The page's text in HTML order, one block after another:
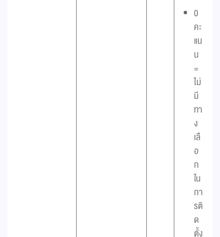
0
คะ
แน
น
=
ไม่
มี
ทา
ง
เลื
อ
ก
ใน
กา
รติ
ด
ตั้ง